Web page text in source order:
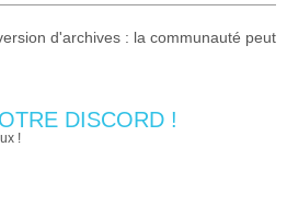
d'archives : la communauté peut
DISCORD !
!